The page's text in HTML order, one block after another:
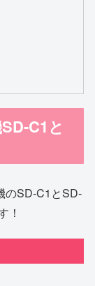
C1と
のSD-C1とSD-
！